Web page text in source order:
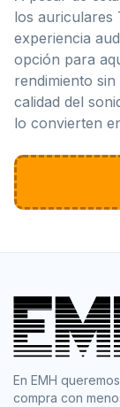
los auriculares
experiencia
opción para
rendimiento
calidad del
lo convierten
En EMH
compra con